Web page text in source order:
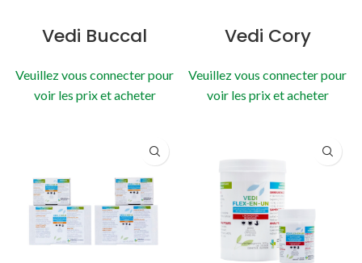
Vedi Buccal
Veuillez vous connecter pour
voir les prix et acheter
Vedi Cory
Veuillez vous connecter pour
voir les prix et acheter